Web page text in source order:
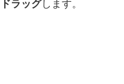
ドラッグします。